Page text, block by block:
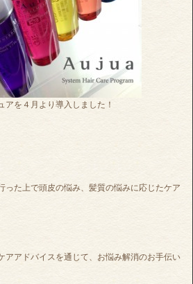
アを４月より導入しました！
った上で頭皮の悩み、髪質の悩みに応じたケア
アアドバイスを通じて、お悩み解消のお手伝い